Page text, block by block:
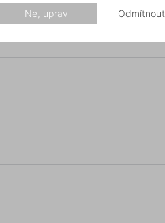
Ne, uprav Odmítnout